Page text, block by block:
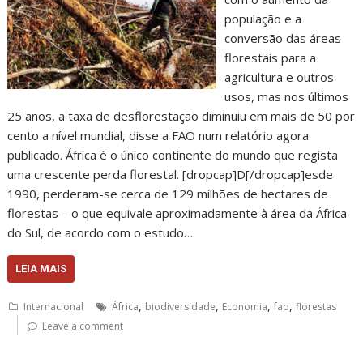
população e a
conversão das áreas
florestais para a
agricultura e outros
usos, mas nos últimos
25 anos, a taxa de desflorestação diminuiu em mais de 50 por
cento a nível mundial, disse a FAO num relatório agora
publicado. África é o único continente do mundo que regista
uma crescente perda florestal. [dropcap]D[/dropcap]esde
1990, perderam-se cerca de 129 milhões de hectares de
florestas – o que equivale aproximadamente à área da África
do Sul, de acordo com o estudo…
LEIA MAIS
Internacional África, biodiversidade, Economia,fao,florestas
Leave a comment